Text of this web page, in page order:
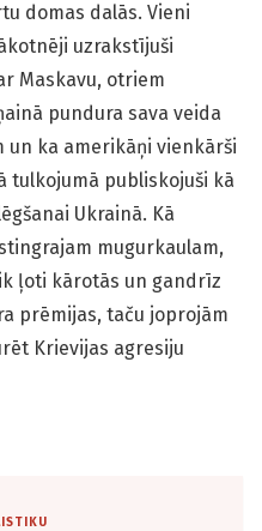
domas dalās. Vieni
uzrakstījuši
Maskavu, otriem
pundura sava veida
un ka amerikāņi vienkārši
tulkojumā publiskojuši kā
Ukrainā. Kā
mugurkaulam,
ļoti kārotās un gandrīz
prēmijas, taču joprojām
Krievijas agresiju